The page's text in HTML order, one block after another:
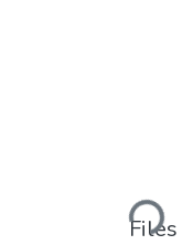
Loading...
Files